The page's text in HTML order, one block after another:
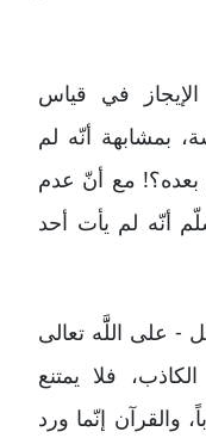
في قياس
بمشابهة أنّه لم
بعده؟! مع أنّ عدم
أنّه لم يأت أحد
- على اللََّه تعالى
فلا يمتنع
والقرآن إنّما ورد